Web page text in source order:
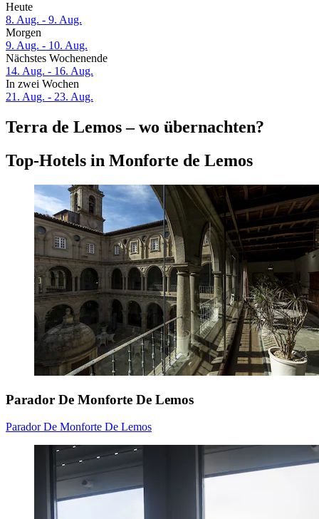
Heute
8. Aug. - 9. Aug.
Morgen
9. Aug. - 10. Aug.
Nächstes Wochenende
14. Aug. - 16. Aug.
In zwei Wochen
21. Aug. - 23. Aug.
Terra de Lemos – wo übernachten?
Top-Hotels in Monforte de Lemos
Parador De Monforte De Lemos
Parador De Monforte De Lemos